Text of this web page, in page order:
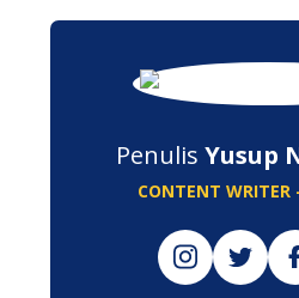
Penulis Yusup
CONTENT WRITER